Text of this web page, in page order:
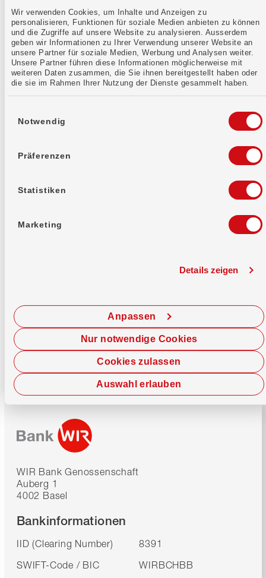
Wir verwenden Cookies, um Inhalte und Anzeigen zu
personalisieren, Funktionen für soziale Medien anbieten zu können
und die Zugriffe auf unsere Website zu analysieren. Ausserdem
geben wir Informationen zu Ihrer Verwendung unserer Website an
unsere Partner für soziale Medien, Werbung und Analysen weiter.
Unsere Partner führen diese Informationen möglicherweise mit
weiteren Daten zusammen, die Sie ihnen bereitgestellt haben oder
die sie im Rahmen Ihrer Nutzung der Dienste gesammelt haben.
Notwendig
Präferenzen
Statistiken
Marketing
Details zeigen
Cookies zulassen
Anpassen
Auswahl erlauben
Nur notwendige Cookies
Mehr erfahren
Kontaktformular
Jetzt chatten
WIR Bank Genossenschaft
Auberg 1
4002 Basel
Bankinformationen
IID (Clearing Number)
8391
SWIFT-Code / BIC
WIRBCHBB